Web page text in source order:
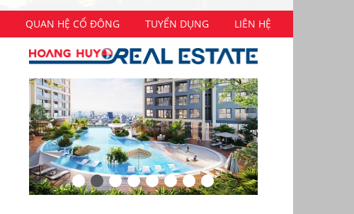
QUAN HỆ CỔ ĐÔNG TUYỂN DỤNG LIÊN HỆ